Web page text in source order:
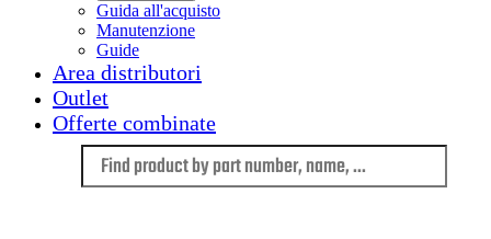
Guida all'acquisto
Manutenzione
Guide
Area distributori
Outlet
Offerte combinate